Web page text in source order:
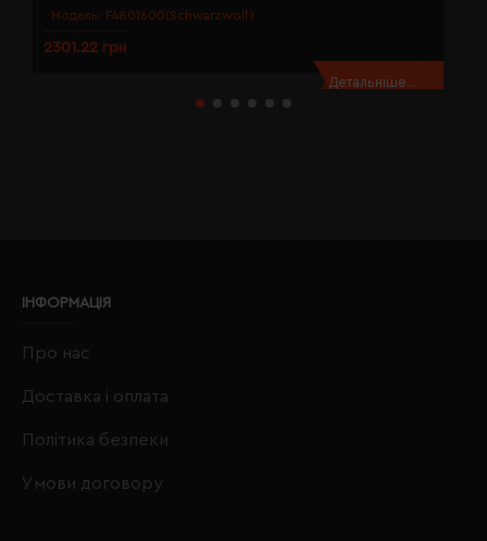
Модель: F4801600(Schwarzwolf)
2301.22 грн
Детальніше...
ІНФОРМАЦІЯ
Про нас
Доставка і оплата
Політика безпеки
Умови договору